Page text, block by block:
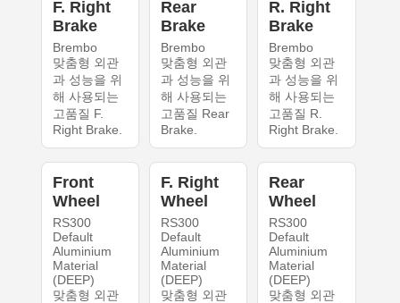
F. Right
Brake
Brembo
맞춤형 외관
과 성능을 위
해 사용되는
고품질 F.
Right Brake.
Rear
Brake
Brembo
맞춤형 외관
과 성능을 위
해 사용되는
고품질 Rear
Brake.
R. Right
Brake
Brembo
맞춤형 외관
과 성능을 위
해 사용되는
고품질 R.
Right Brake.
Front
Wheel
RS300
Default
Aluminium
Material
(DEEP)
맞춤형 외관
F. Right
Wheel
RS300
Default
Aluminium
Material
(DEEP)
맞춤형 외관
Rear
Wheel
RS300
Default
Aluminium
Material
(DEEP)
맞춤형 외관